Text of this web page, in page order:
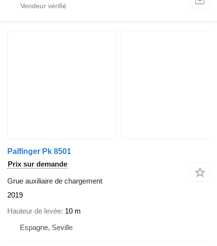
Palfinger Pk 8501
Prix sur demande
Grue auxiliaire de chargement
2019
Hauteur de levée 10 m
Espagne, Seville